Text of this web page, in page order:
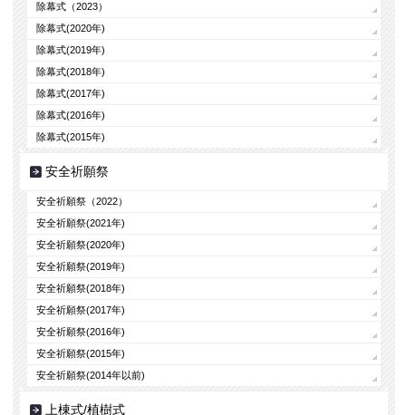
除幕式（2023）
除幕式(2020年)
除幕式(2019年)
除幕式(2018年)
除幕式(2017年)
除幕式(2016年)
除幕式(2015年)
安全祈願祭
安全祈願祭（2022）
安全祈願祭(2021年)
安全祈願祭(2020年)
安全祈願祭(2019年)
安全祈願祭(2018年)
安全祈願祭(2017年)
安全祈願祭(2016年)
安全祈願祭(2015年)
安全祈願祭(2014年以前)
上棟式/植樹式